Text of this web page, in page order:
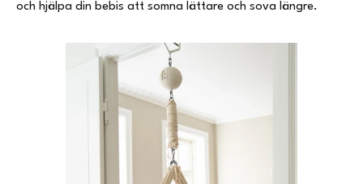
och hjälpa din bebis att somna lättare och sova längre.